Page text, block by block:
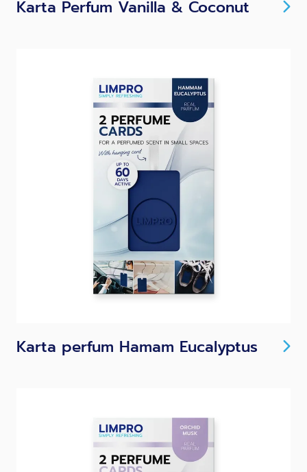
Karta Perfum Vanilla & Coconut
Karta perfum Hamam Eucalyptus